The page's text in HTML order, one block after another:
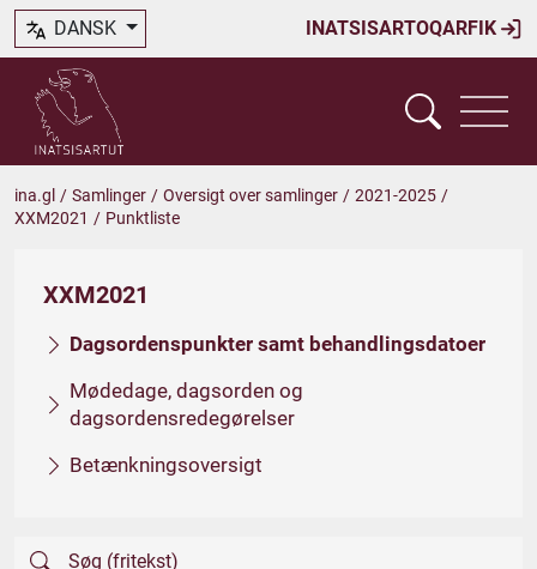
INATSISARTOQARFIK
DANSK
ina.gl / Samlinger / Oversigt over samlinger / 2021-2025 /
XXM2021 / Punktliste
XXM2021
Dagsordenspunkter samt behandlingsdatoer
Mødedage, dagsorden og
dagsordensredegørelser
Betænkningsoversigt